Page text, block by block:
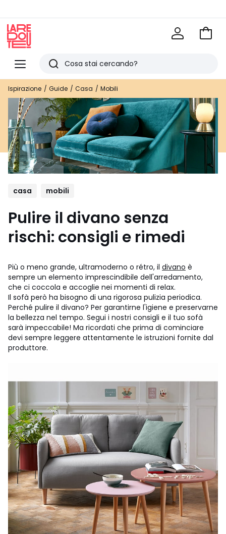
Menu
Redoute
Ricerca
Ultimi
articoli
visti
Vai
Ispirazione Guide Casa Mobili
casa mobili
Pulire il divano senza
rischi: consigli e rimedi
Più o meno grande, ultramoderno o rétro, il divano è
sempre un elemento imprescindibile dell'arredamento,
che ci coccola e accoglie nei momenti di relax.
Il sofà però ha bisogno di una rigorosa pulizia periodica.
Perché pulire il divano? Per garantirne l'igiene e preservarne
la bellezza nel tempo. Segui i nostri consigli e il tuo sofà
sarà impeccabile! Ma ricordati che prima di cominciare
devi sempre leggere attentamente le istruzioni fornite dal
produttore.